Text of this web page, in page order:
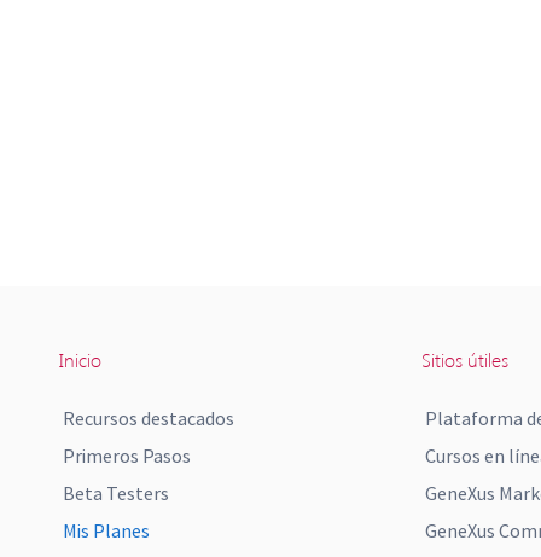
Inicio
Recursos destacados
Primeros Pasos
Beta Testers
Mis Planes
Sitios útiles
Plataforma
Cursos en
GeneXus
GeneXus